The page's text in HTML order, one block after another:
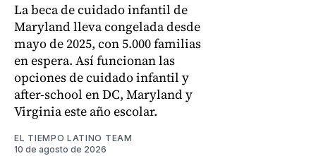
La beca de cuidado infantil de
Maryland lleva congelada desde
mayo de 2025, con 5.000 familias
en espera. Así funcionan las
opciones de cuidado infantil y
after-school en DC, Maryland y
Virginia este año escolar.
EL TIEMPO LATINO TEAM
10 de agosto de 2026